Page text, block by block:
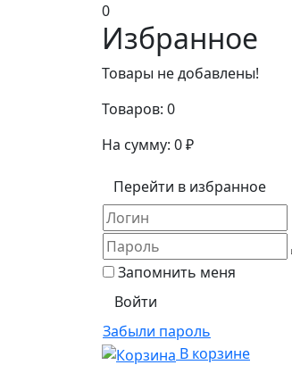
0
Избранное
Товары не добавлены!
Товаров: 0
На сумму: 0₽
Перейти в избранное
Запомнить меня
Забыли пароль
В корзине